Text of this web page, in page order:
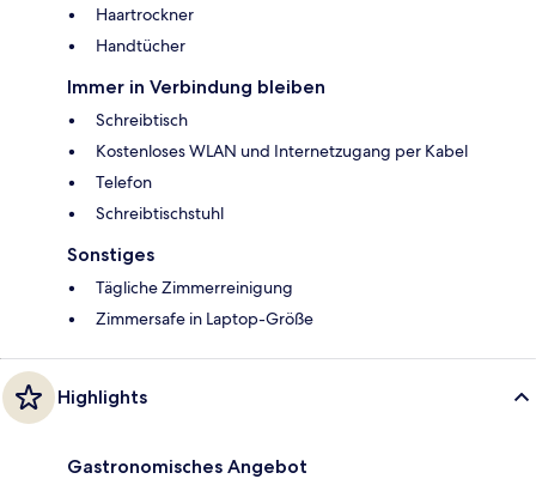
Haartrockner
Handtücher
Immer in Verbindung bleiben
Schreibtisch
Kostenloses WLAN und Internetzugang per Kabel
Telefon
Schreibtischstuhl
Sonstiges
Tägliche Zimmerreinigung
Zimmersafe in Laptop-Größe
Highlights
Gastronomisches Angebot